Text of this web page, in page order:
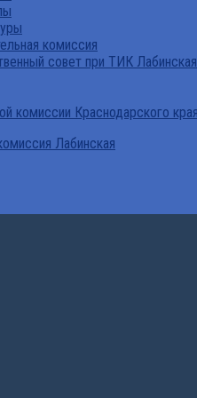
комиссия
совет при ТИК Лабинская
комиссии Краснодарского
Лабинская